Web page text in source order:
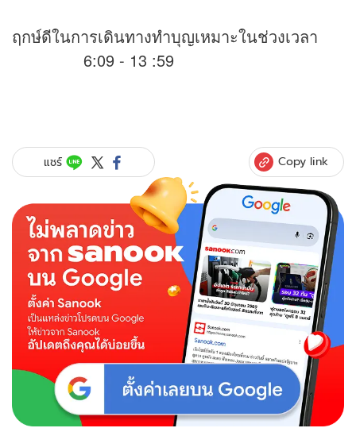
ฤกษ์ดีในการเดินทางทำบุญเหมาะในช่วงเวลา
6:09 - 13 :59
แชร์ Copy link